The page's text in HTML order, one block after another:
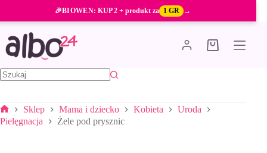
treści
🎉BIOWEN: KUP 2 + produkt za 1 GR →
Koszyk
Strona
główna
Sklep Mama i dziecko Kobieta
Uroda
Pielęgnacja
Żele pod prysznic